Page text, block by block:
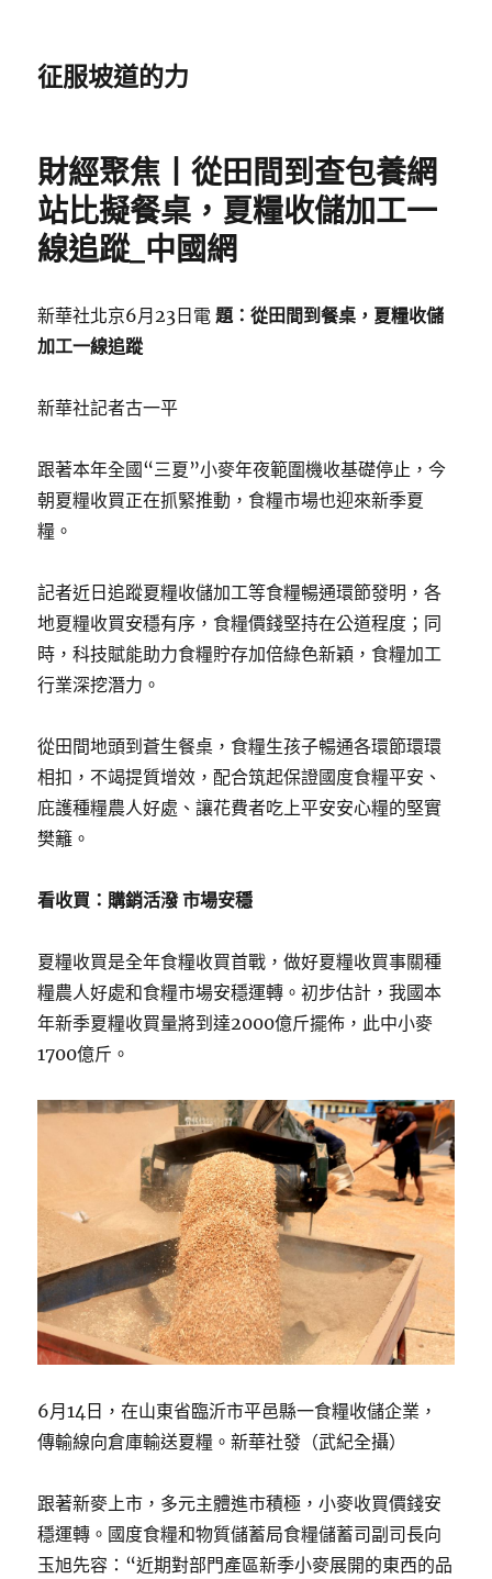
征服坡道的力
財經聚焦丨從田間到查包養網
站比擬餐桌，夏糧收儲加工一
線追蹤_中國網
新華社北京6月23日電題：從田間到餐桌，夏糧收儲
加工一線追蹤
新華社記者古一平
跟著本年全國“三夏”小麥年夜範圍機收基礎停止，今
朝夏糧收買正在抓緊推動，食糧市場也迎來新季夏
糧。
記者近日追蹤夏糧收儲加工等食糧暢通環節發明，各
地夏糧收買安穩有序，食糧價錢堅持在公道程度；同
時，科技賦能助力食糧貯存加倍綠色新穎，食糧加工
行業深挖潛力。
從田間地頭到蒼生餐桌，食糧生孩子暢通各環節環環
相扣，不竭提質增效，配合筑起保證國度食糧平安、
庇護種糧農人好處、讓花費者吃上平安安心糧的堅實
樊籬。
看收買：購銷活潑 市場安穩
夏糧收買是全年食糧收買首戰，做好夏糧收買事關種
糧農人好處和食糧市場安穩運轉。初步估計，我國本
年新季夏糧收買量將到達2000億斤擺佈，此中小麥
1700億斤。
6月14日，在山東省臨沂市平邑縣一食糧收儲企業，
傳輸線向倉庫輸送夏糧。新華社發（武紀全攝）
跟著新麥上市，多元主體進市積極，小麥收買價錢安
穩運轉。國度食糧和物質儲蓄局食糧儲蓄司副司長向
玉旭先容：“近期對部門產區新季小麥展開的東西的品